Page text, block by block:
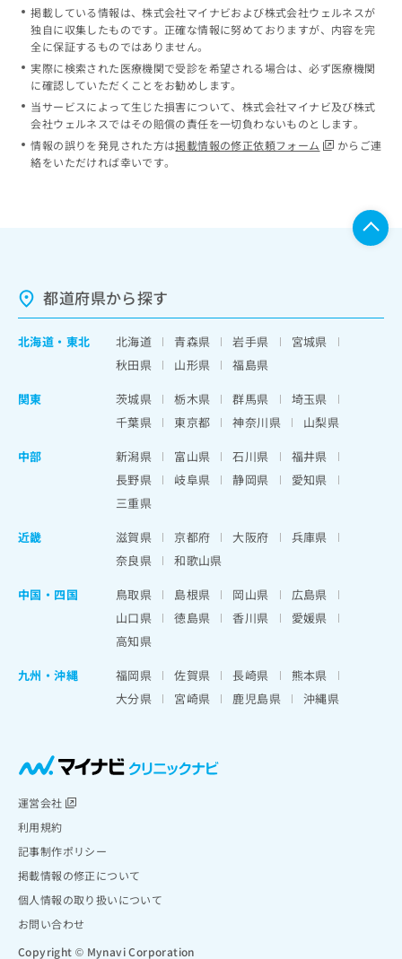
掲載している情報は、株式会社マイナビおよび株式会社ウェルネスが
独自に収集したものです。正確な情報に努めておりますが、内容を完
全に保証するものではありません。
実際に検索された医療機関で受診を希望される場合は、必ず医療機関
に確認していただくことをお勧めします。
当サービスによって生じた損害について、株式会社マイナビ及び株式
会社ウェルネスではその賠償の責任を一切負わないものとします。
情報の誤りを発見された方は掲載情報の修正依頼フォーム
からご連
絡をいただければ幸いです。
都道府県から探す
北海道 ・ 東北 北海道 青森県 岩手県
宮城県
秋田県
山形県
福島県
関東
茨城県 栃木県 群馬県
埼玉県
千葉県
東京都 神奈川県
山梨県
中部
新潟県 富山県 石川県
福井県
長野県
岐阜県 静岡県
愛知県
三重県
近畿
滋賀県 京都府 大阪府
兵庫県
奈良県
和歌山県
中国・四国
鳥取県 島根県 岡山県
広島県
山口県
徳島県 香川県
愛媛県
高知県
九州・沖縄
福岡県 佐賀県 長崎県
熊本県
大分県
宮崎県 鹿児島県 沖縄県
運営会社
利用規約
記事制作ポリシー
掲載情報の修正について
個人情報の取り扱いについて
お問い合わせ
Copyright © Mynavi Corporation